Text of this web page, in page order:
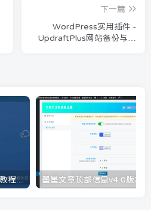
下一篇
WordPress实用插件 -
UpdraftPlus网站备份与恢
WordPress子比主题美化教程[持续更新]